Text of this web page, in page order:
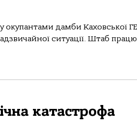
окупантами дамби Каховської
ситуації. Штаб
катастрофа